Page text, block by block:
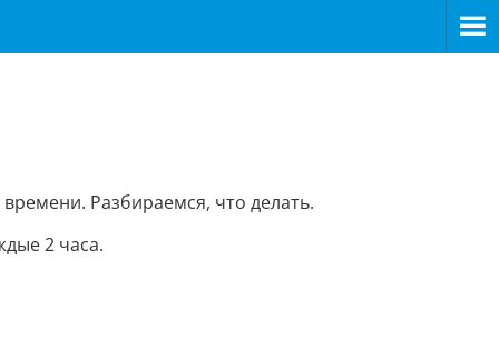
Разбираемся, что делать.
2 часа.